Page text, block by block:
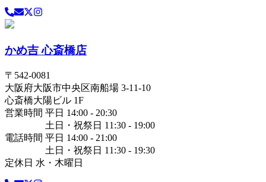
かめ吉 心斎橋店
〒 542-0081
大阪府大阪市中央区南船場 3-11-10
心斎橋大陽ビル 1F
営業時間 平日 14:00 - 20:30
土日・祝祭日 11:30 - 19:00
電話時間 平日 14:00 - 21:00
土日・祝祭日 11:30 - 19:30
定休日 水・木曜日